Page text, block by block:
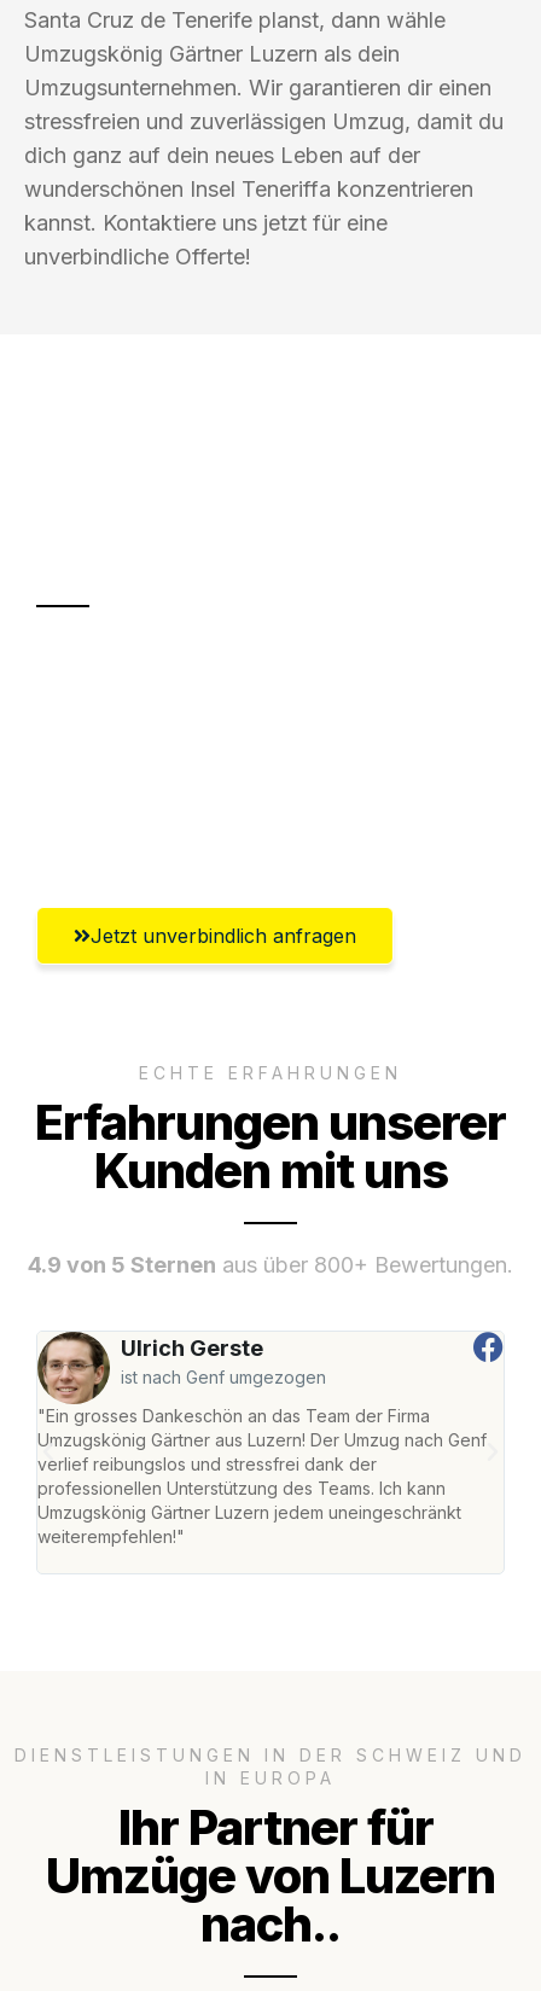
Santa Cruz de Tenerife planst, dann wähle
Umzugskönig Gärtner Luzern als dein
Umzugsunternehmen. Wir garantieren dir einen
stressfreien und zuverlässigen Umzug, damit du
dich ganz auf dein neues Leben auf der
wunderschönen Insel Teneriffa konzentrieren
kannst. Kontaktiere uns jetzt für eine
unverbindliche Offerte!
Jetzt unverbindlich anfragen
ECHTE ERFAHRUNGEN
Erfahrungen unserer
Kunden mit uns
4.9 von 5 Sternen aus über 800+ Bewertungen.
Ulrich Gerste
ist nach Genf umgezogen
"Ein grosses Dankeschön an das Team der Firma
Umzugskönig Gärtner aus Luzern! Der Umzug nach Genf
verlief reibungslos und stressfrei dank der
professionellen Unterstützung des Teams. Ich kann
Umzugskönig Gärtner Luzern jedem uneingeschränkt
weiterempfehlen!"
DIENSTLEISTUNGEN IN DER SCHWEIZ UND
IN EUROPA
Ihr Partner für
Umzüge von Luzern
nach..